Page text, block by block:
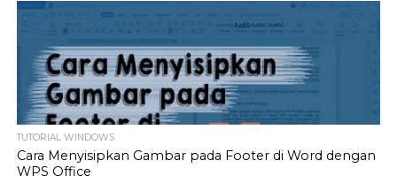
TUTORIAL WINDOWS
Cara Menyisipkan Gambar pada Footer di Word dengan
WPS Office